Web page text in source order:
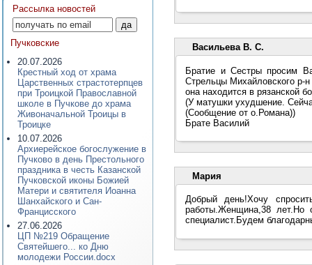
Рассылка новостей
Пучковские
20.07.2026
Крестный ход от храма
Царственных страстотерпцев
при Троицкой Православной
школе в Пучкове до храма
Живоначальной Троицы в
Троицке
10.07.2026
Архиерейское богослужение в
Пучково в день Престольного
праздника в честь Казанской
Пучковской иконы Божией
Матери и святителя Иоанна
Шанхайского и Сан-
Францисского
27.06.2026
ЦП №219 Обращение
Святейшего... ко Дню
молодежи России.docx
Васильева В. С.
Братие и Сестры просим
Стрельцы Михайловского р-н
она находится в рязанской
(У матушки ухудшение.
(Сообщение от о.Романа))
Брате Василий
Мария
Добрый день!Хочу
работы.Женщина,38 лет.Но
специалист.Будем